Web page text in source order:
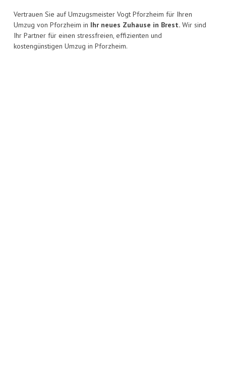
Vertrauen Sie auf Umzugsmeister Vogt Pforzheim für Ihren
Umzug von Pforzheim in Ihr neues Zuhause in Brest. Wir sind
Ihr Partner für einen stressfreien, effizienten und
kostengünstigen Umzug in Pforzheim.